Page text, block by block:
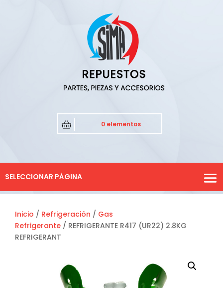
0 elementos
SELECCIONAR PÁGINA
Inicio / Refrigeración / Gas
Refrigerante / REFRIGERANTE R417 (UR22) 2.8KG
REFRIGERANT